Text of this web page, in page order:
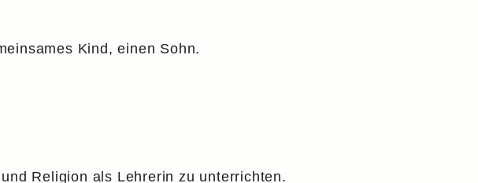
Kind, einen Sohn.
Religion als Lehrerin zu unterrichten.